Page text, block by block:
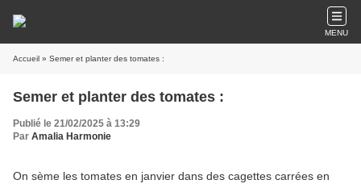
MENU
Accueil » Semer et planter des tomates :
Semer et planter des tomates :
Publié le 21/02/2025 à 13:29
Par Amalia Harmonie
On sème les tomates en janvier dans des cagettes carrées en